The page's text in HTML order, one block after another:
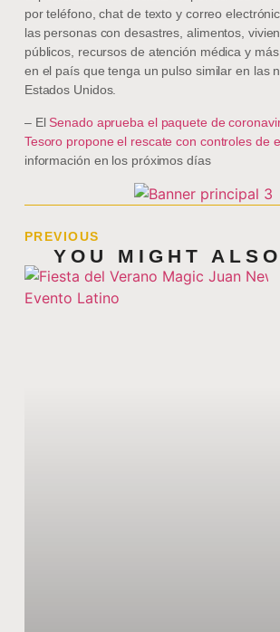
por teléfono, chat de texto y correo
las personas con desastres, alimentos,
públicos, recursos de atención médica y
en el país que tenga un pulso similar en las
Estados Unidos.
– El Senado aprueba el paquete de
Tesoro propone el rescate con controles de
información en los próximos días
PREVIOUS
YOU MIGHT